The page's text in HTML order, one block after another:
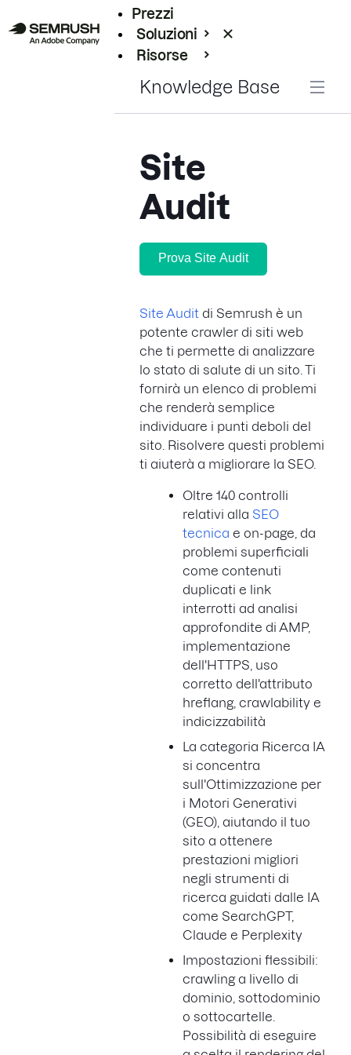
Prezzi
Soluzioni
Risorse
Knowledge Base
Site
Audit
Prova Site Audit
Site Audit di Semrush è un
potente crawler di siti web
che ti permette di analizzare
lo stato di salute di un sito. Ti
fornirà un elenco di problemi
che renderà semplice
individuare i punti deboli del
sito. Risolvere questi problemi
ti aiuterà a migliorare la SEO.
Oltre 140 controlli
relativi alla SEO
tecnica e on-page, da
problemi superficiali
come contenuti
duplicati e link
interrotti ad analisi
approfondite di AMP,
implementazione
dell'HTTPS, uso
corretto dell'attributo
hreflang, crawlability e
indicizzabilità
La categoria Ricerca IA
si concentra
sull'Ottimizzazione per
i Motori Generativi
(GEO), aiutando il tuo
sito a ottenere
prestazioni migliori
negli strumenti di
ricerca guidati dalle IA
come SearchGPT,
Claude e Perplexity
Impostazioni flessibili:
crawling a livello di
dominio, sottodominio
o sottocartelle.
Possibilità di eseguire